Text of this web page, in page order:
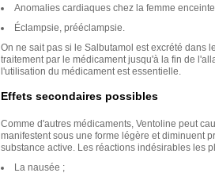
Anomalies cardiaques chez la femme
Éclampsie, prééclampsie.
On ne sait pas si le Salbutamol est excrété dans
traitement par le médicament jusqu'à la fin de
l'utilisation du médicament est essentielle.
Effets secondaires possibles
Comme d'autres médicaments, Ventoline peut
manifestent sous une forme légère et diminuent
substance active. Les réactions indésirables les
La nausée ;